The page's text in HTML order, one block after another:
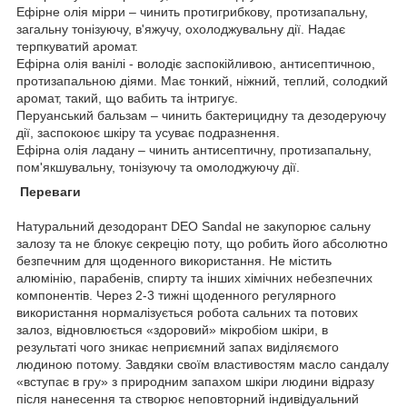
Ефірне олія мірри – чинить протигрибкову, протизапальну,
загальну тонізуючу, в'яжучу, охолоджувальну дії. Надає
терпкуватий аромат.
Ефірна олія ванілі - володіє заспокійливою, антисептичною,
протизапальною діями. Має тонкий, ніжний, теплий, солодкий
аромат, такий, що вабить та інтригує.
Перуанський бальзам – чинить бактерицидну та дезодеруючу
дії, заспокоює шкіру та усуває подразнення.
Ефірна олія ладану – чинить антисептичну, протизапальну,
пом'якшувальну, тонізуючу та омолоджуючу дії.
Переваги
Натуральний дезодорант DEO Sandal не закупорює сальну
залозу та не блокує секрецію поту, що робить його абсолютно
безпечним для щоденного використання. Не містить
алюмінію, парабенів, спирту та інших хімічних небезпечних
компонентів. Через 2-3 тижні щоденного регулярного
використання нормалізується робота сальних та потових
залоз, відновлюється «здоровий» мікробіом шкіри, в
результаті чого зникає неприємний запах виділяємого
людиною потому. Завдяки своїм властивостям масло сандалу
«вступає в гру» з природним запахом шкіри людини відразу
після нанесення та створює неповторний індивідуальний